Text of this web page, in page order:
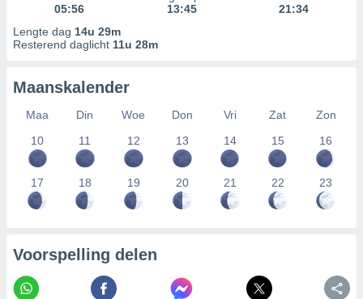
05:56
13:45
21:34
Lengte dag 14u 29m
Resterend daglicht 11u 28m
Maanskalender
Maa Din Woe Don Vri Zat
Zon
10
11 12 13 14 15 16
17 18 19 20 21 22 23
Voorspelling delen